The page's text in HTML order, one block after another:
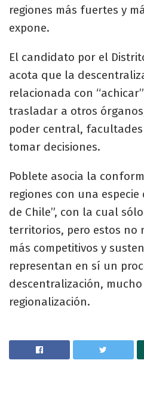
regiones más fuertes y
expone.
El candidato por el
acota que la
relacionada con
trasladar a otros
poder central,
tomar decisiones.
Poblete asocia la
regiones con una
de Chile”, con la cual
territorios, pero estos no
más competitivos y
representan en sí un
descentralización,
regionalización.